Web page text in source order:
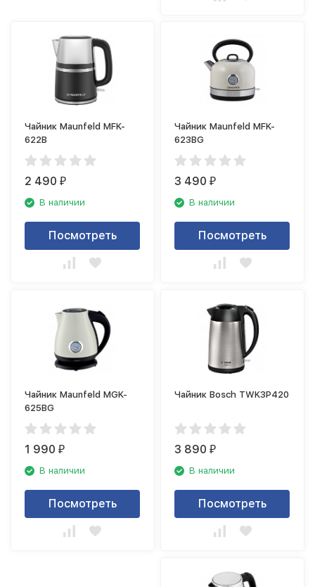
Чайник Maunfeld MFK-
622B
2 490₽
В наличии
Посмотреть
Чайник Maunfeld MFK-
623BG
3 490₽
В наличии
Посмотреть
Чайник Maunfeld MGK-
625BG
1 990₽
В наличии
Посмотреть
Чайник Bosch TWK3P420
3 890₽
В наличии
Посмотреть